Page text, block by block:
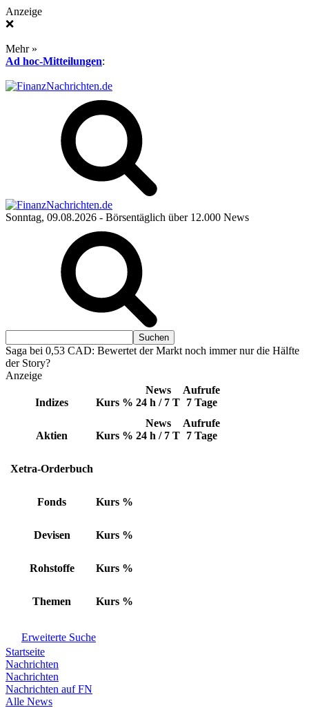
Anzeige
❌
Mehr »
Ad hoc-Mitteilungen:
Sonntag, 09.08.2026 - Börsentäglich über 12.000 News
Saga bei 0,53 CAD: Bewertet der Markt noch immer nur die Hälfte
der Story?
Anzeige
Indizes Kurs %
News
24 h / 7 T
Aufrufe
7 Tage
Aktien Kurs %
News
24 h / 7 T
Aufrufe
7 Tage
Xetra-Orderbuch
Fonds Kurs %
Devisen Kurs %
Rohstoffe Kurs %
Themen Kurs %
Erweiterte Suche
Startseite
Nachrichten
Nachrichten
Nachrichten auf FN
Alle News